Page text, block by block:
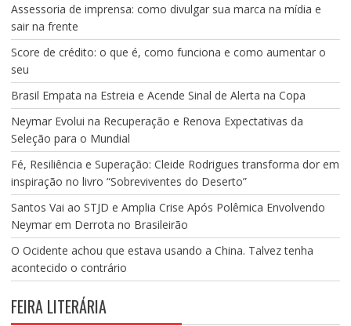
Assessoria de imprensa: como divulgar sua marca na mídia e
sair na frente
Score de crédito: o que é, como funciona e como aumentar o
seu
Brasil Empata na Estreia e Acende Sinal de Alerta na Copa
Neymar Evolui na Recuperação e Renova Expectativas da
Seleção para o Mundial
Fé, Resiliência e Superação: Cleide Rodrigues transforma dor em
inspiração no livro “Sobreviventes do Deserto”
Santos Vai ao STJD e Amplia Crise Após Polêmica Envolvendo
Neymar em Derrota no Brasileirão
O Ocidente achou que estava usando a China. Talvez tenha
acontecido o contrário
FEIRA LITERÁRIA